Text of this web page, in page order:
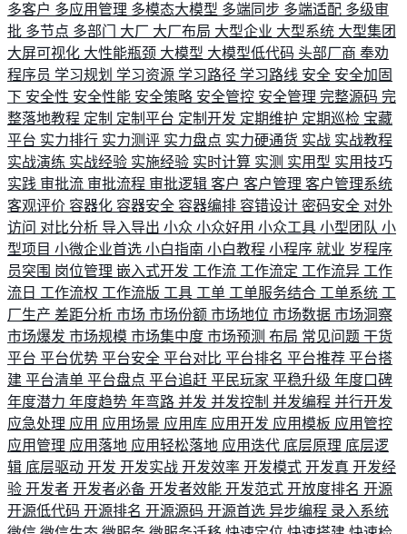
多客户 多应用管理 多模态大模型 多端同步 多端适配 多级审
批 多节点 多部门 大厂 大厂布局 大型企业 大型系统 大型集团
大屏可视化 大性能瓶颈 大模型 大模型低代码 头部厂商 奉劝
程序员 学习规划 学习资源 学习路径 学习路线 安全 安全加固
下 安全性 安全性能 安全策略 安全管控 安全管理 完整源码 完
整落地教程 定制 定制平台 定制开发 定期维护 定期巡检 宝藏
平台 实力排行 实力测评 实力盘点 实力硬通货 实战 实战教程
实战演练 实战经验 实施经验 实时计算 实测 实用型 实用技巧
实践 审批流 审批流程 审批逻辑 客户 客户管理 客户管理系统
客观评价 容器化 容器安全 容器编排 容错设计 密码安全 对外
访问 对比分析 导入导出 小众 小众好用 小众工具 小型团队 小
型项目 小微企业首选 小白指南 小白教程 小程序 就业 岁程序
员突围 岗位管理 嵌入式开发 工作流 工作流定 工作流异 工作
流日 工作流权 工作流版 工具 工单 工单服务结合 工单系统 工
厂生产 差距分析 市场 市场份额 市场地位 市场数据 市场洞察
市场爆发 市场规模 市场集中度 市场预测 布局 常见问题 干货
平台 平台优势 平台安全 平台对比 平台排名 平台推荐 平台搭
建 平台清单 平台盘点 平台追赶 平民玩家 平稳升级 年度口碑
年度潜力 年度趋势 年弯路 并发 并发控制 并发编程 并行开发
应急处理 应用 应用场景 应用库 应用开发 应用模板 应用管控
应用管理 应用落地 应用轻松落地 应用迭代 底层原理 底层逻
辑 底层驱动 开发 开发实战 开发效率 开发模式 开发真 开发经
验 开发者 开发者必备 开发者效能 开发范式 开放度排名 开源
开源低代码 开源排名 开源源码 开源首选 异步编程 录入系统